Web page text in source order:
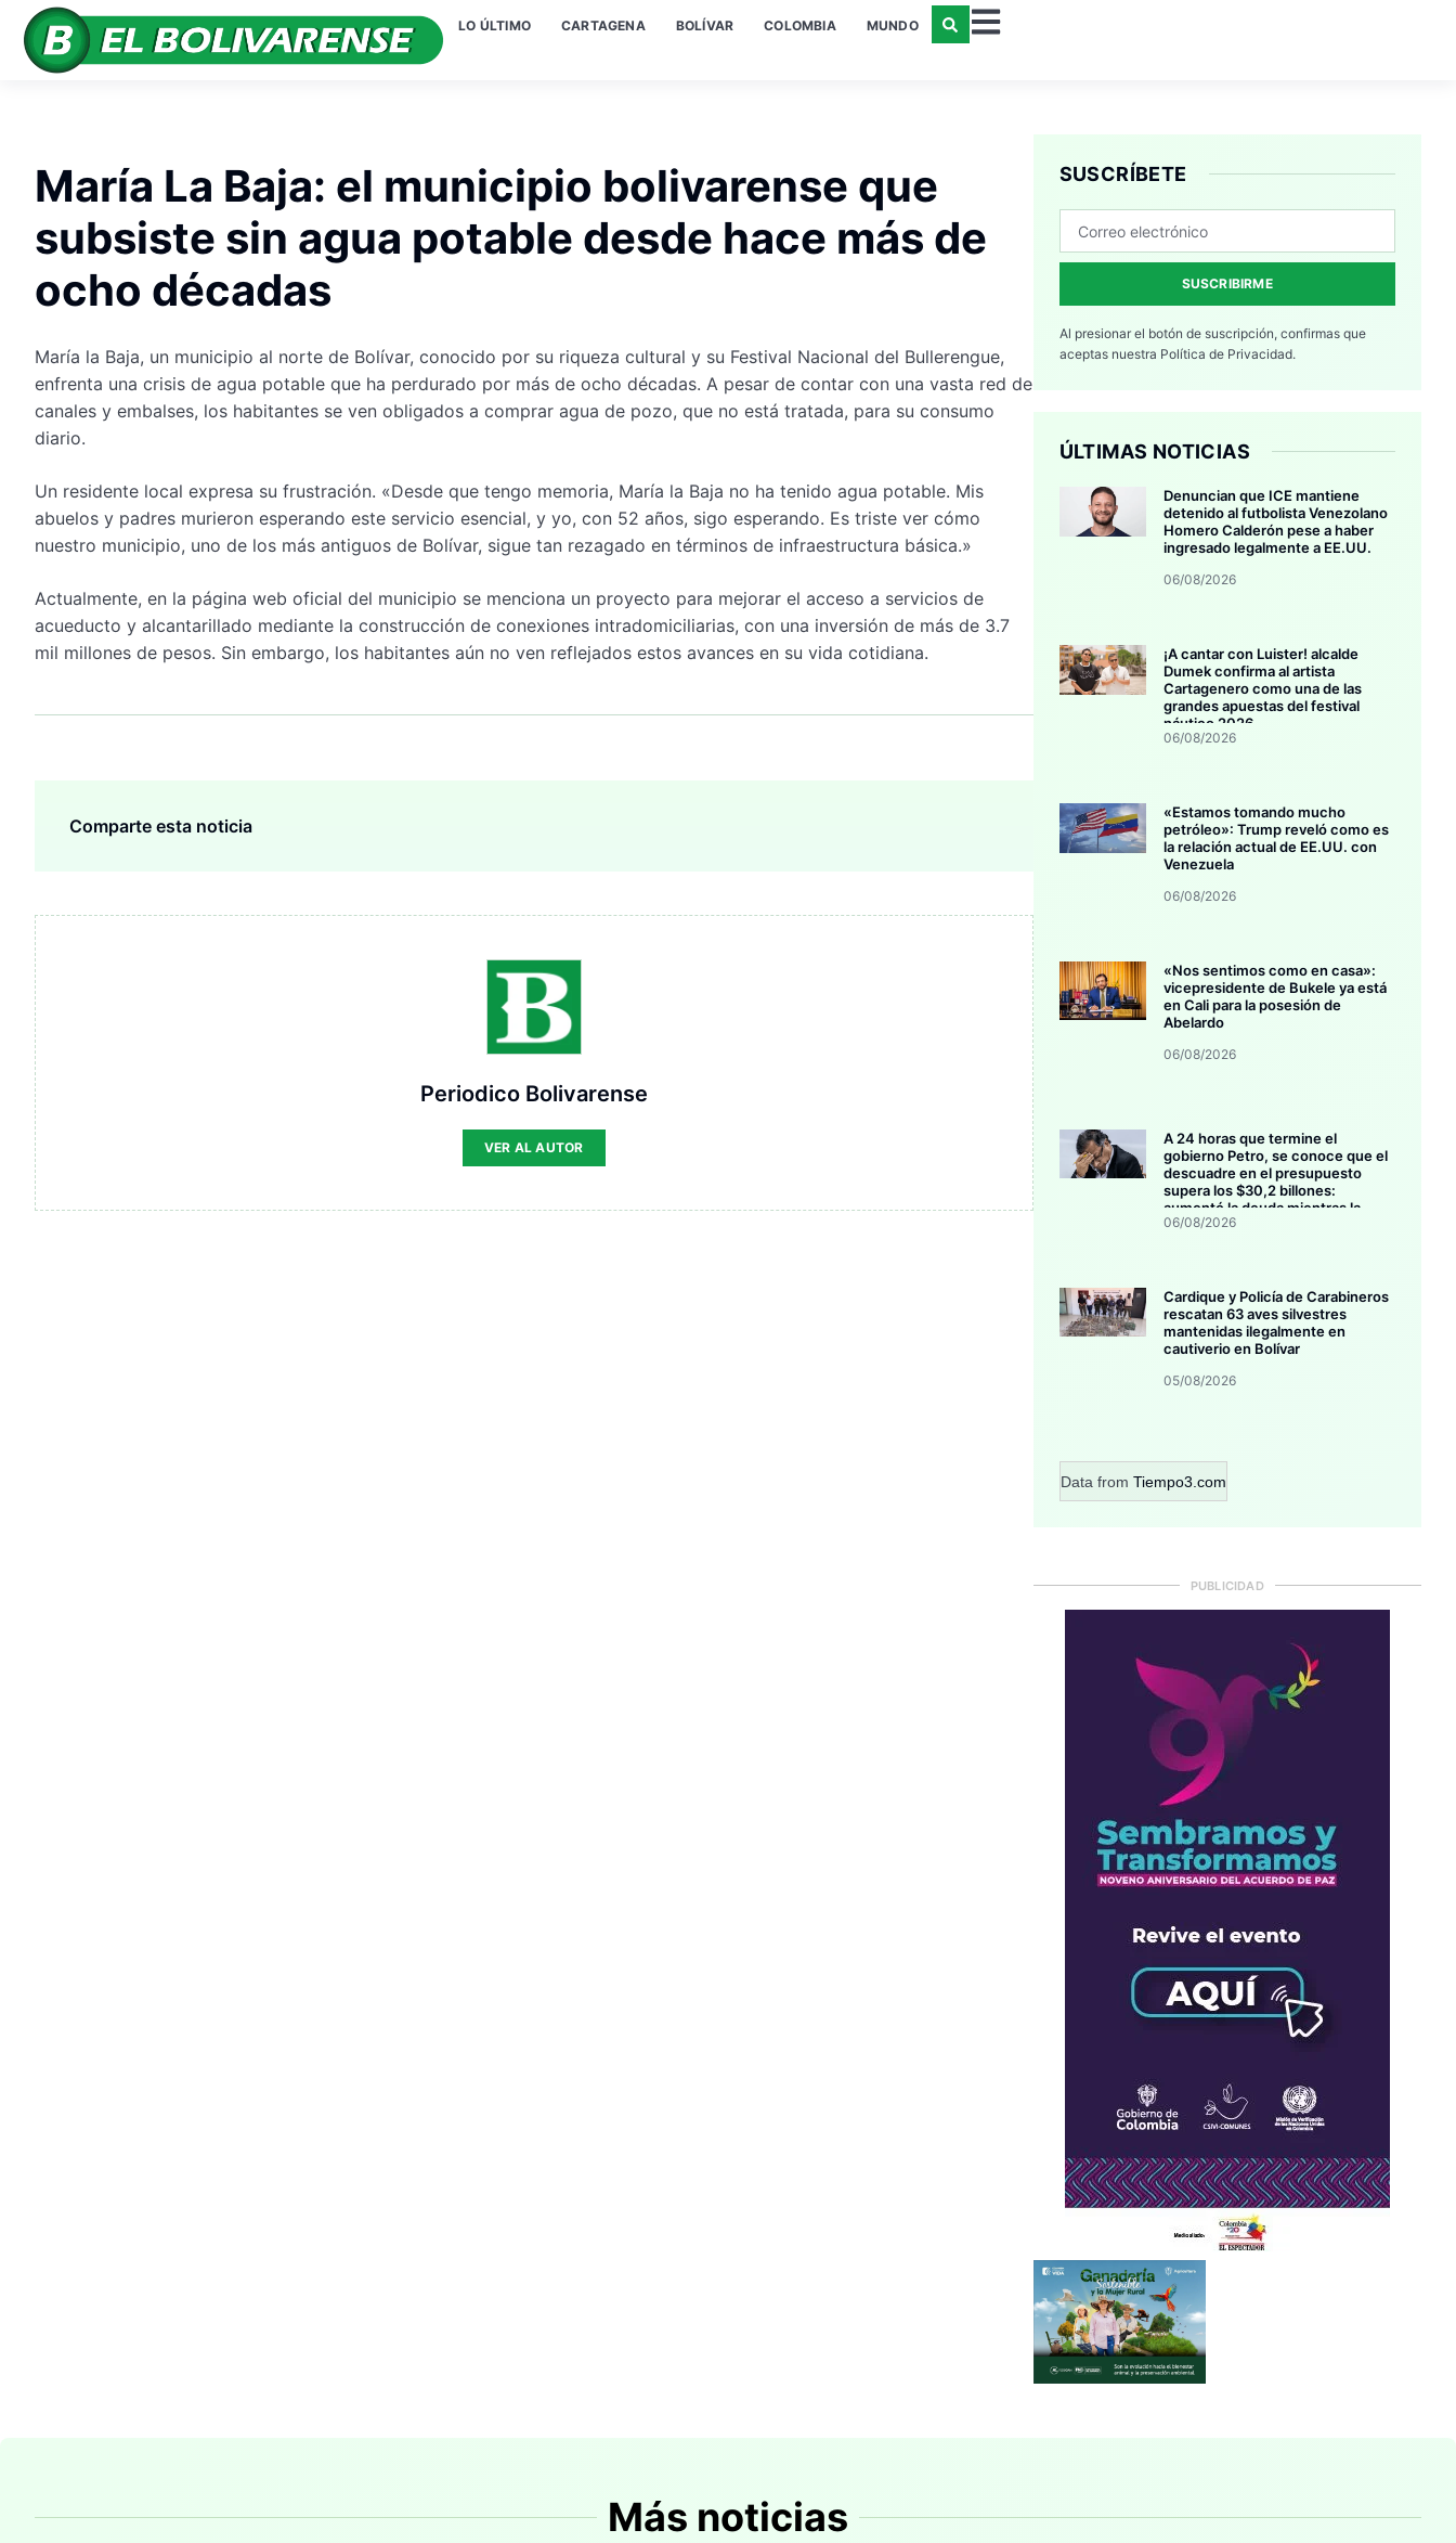
LO ÚLTIMO CARTAGENA BOLÍVAR COLOMBIA MUNDO
María La Baja: el municipio bolivarense que
subsiste sin agua potable desde hace más de
ocho décadas
María la Baja, un municipio al norte de Bolívar, conocido por su riqueza cultural y su Festival Nacional del Bullerengue,
enfrenta una crisis de agua potable que ha perdurado por más de ocho décadas. A pesar de contar con una vasta red de
canales y embalses, los habitantes se ven obligados a comprar agua de pozo, que no está tratada, para su consumo
diario.
Un residente local expresa su frustración. «Desde que tengo memoria, María la Baja no ha tenido agua potable. Mis
abuelos y padres murieron esperando este servicio esencial, y yo, con 52 años, sigo esperando. Es triste ver cómo
nuestro municipio, uno de los más antiguos de Bolívar, sigue tan rezagado en términos de infraestructura básica.»
Actualmente, en la página web oficial del municipio se menciona un proyecto para mejorar el acceso a servicios de
acueducto y alcantarillado mediante la construcción de conexiones intradomiciliarias, con una inversión de más de 3.7
mil millones de pesos. Sin embargo, los habitantes aún no ven reflejados estos avances en su vida cotidiana.
Comparte esta noticia
Periodico Bolivarense
VER AL AUTOR
SUSCRÍBETE
SUSCRIBIRME
Al presionar el botón de suscripción, confirmas que
aceptas nuestra Política de Privacidad.
ÚLTIMAS NOTICIAS
Denuncian que ICE mantiene
detenido al futbolista Venezolano
Homero Calderón pese a haber
ingresado legalmente a EE.UU.
06/08/2026
¡A cantar con Luister! alcalde
Dumek confirma al artista
Cartagenero como una de las
grandes apuestas del festival
náutico 2026
06/08/2026
«Estamos tomando mucho
petróleo»: Trump reveló como es
la relación actual de EE.UU. con
Venezuela
06/08/2026
«Nos sentimos como en casa»:
vicepresidente de Bukele ya está
en Cali para la posesión de
Abelardo
06/08/2026
A 24 horas que termine el
gobierno Petro, se conoce que el
descuadre en el presupuesto
supera los $30,2 billones:
aumentó la deuda mientras la
inversión se estanca
06/08/2026
Cardique y Policía de Carabineros
rescatan 63 aves silvestres
mantenidas ilegalmente en
cautiverio en Bolívar
05/08/2026
Data from Tiempo3.com
PUBLICIDAD
Más noticias